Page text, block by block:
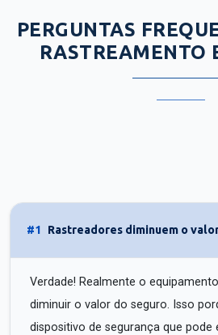
PERGUNTAS
RASTREAMENTO
#1 Rastreadores diminuem o
Verdade! Realmente o
diminuir o valor do seguro. Isso
dispositivo de segurança que